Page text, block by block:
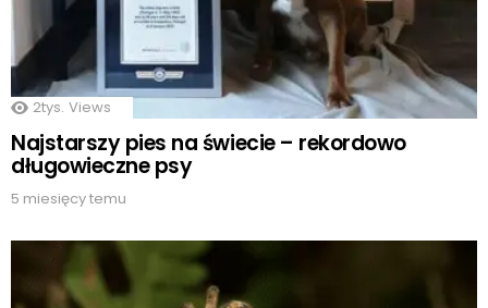
2tys. Views
Najstarszy pies na świecie – rekordowo
długowieczne psy
5 miesięcy temu